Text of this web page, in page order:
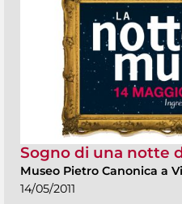
Sogno di una notte
Museo Pietro Canonica a
14/05/2011